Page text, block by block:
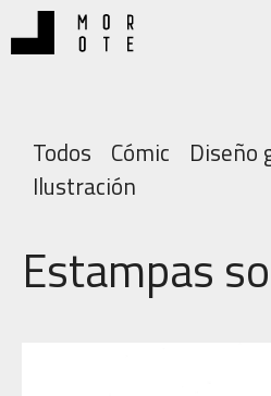
Saltar
al
Todos Cómic Diseño
Ilustración
Estampas